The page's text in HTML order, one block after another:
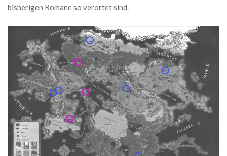
bisherigen Romane so verortet sind.